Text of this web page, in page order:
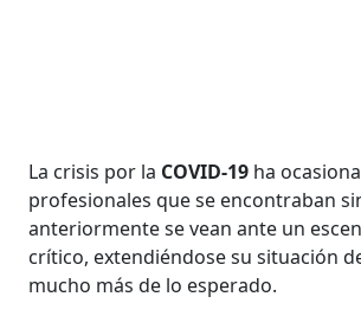
La crisis por la COVID-19 ha
profesionales que se encontraban
anteriormente se vean ante un
crítico, extendiéndose su situación
mucho más de lo esperado.